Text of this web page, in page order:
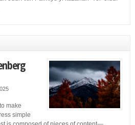
make
simple